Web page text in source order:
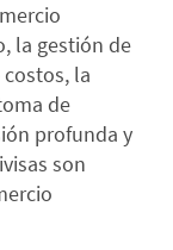
la gestión de
la
de
profunda y
son